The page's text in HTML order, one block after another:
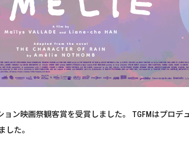
ン映画祭観客賞を受賞しました。 TGFMはプロデ
した。